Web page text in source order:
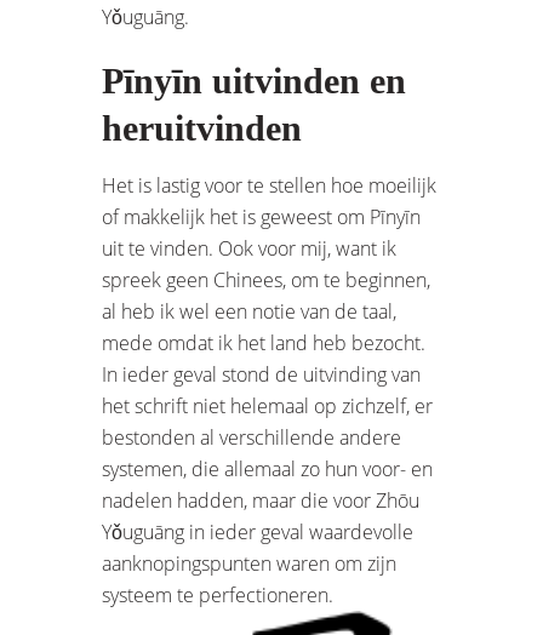
Yǒuguāng.
Pīnyīn uitvinden en
heruitvinden
Het is lastig voor te stellen hoe moeilijk
of makkelijk het is geweest om Pīnyīn
uit te vinden. Ook voor mij, want ik
spreek geen Chinees, om te beginnen,
al heb ik wel een notie van de taal,
mede omdat ik het land heb bezocht.
In ieder geval stond de uitvinding van
het schrift niet helemaal op zichzelf, er
bestonden al verschillende andere
systemen, die allemaal zo hun voor- en
nadelen hadden, maar die voor Zhōu
Yǒuguāng in ieder geval waardevolle
aanknopingspunten waren om zijn
systeem te perfectioneren.